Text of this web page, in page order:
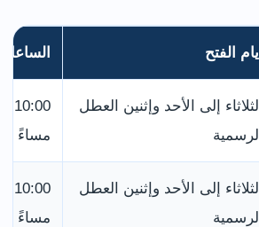
أيام الفتح
الثلاثاء إلى الأحد وإثنين العطل
الرسمية
مساءً
الثلاثاء إلى الأحد وإثنين العطل
الرسمية
مساءً